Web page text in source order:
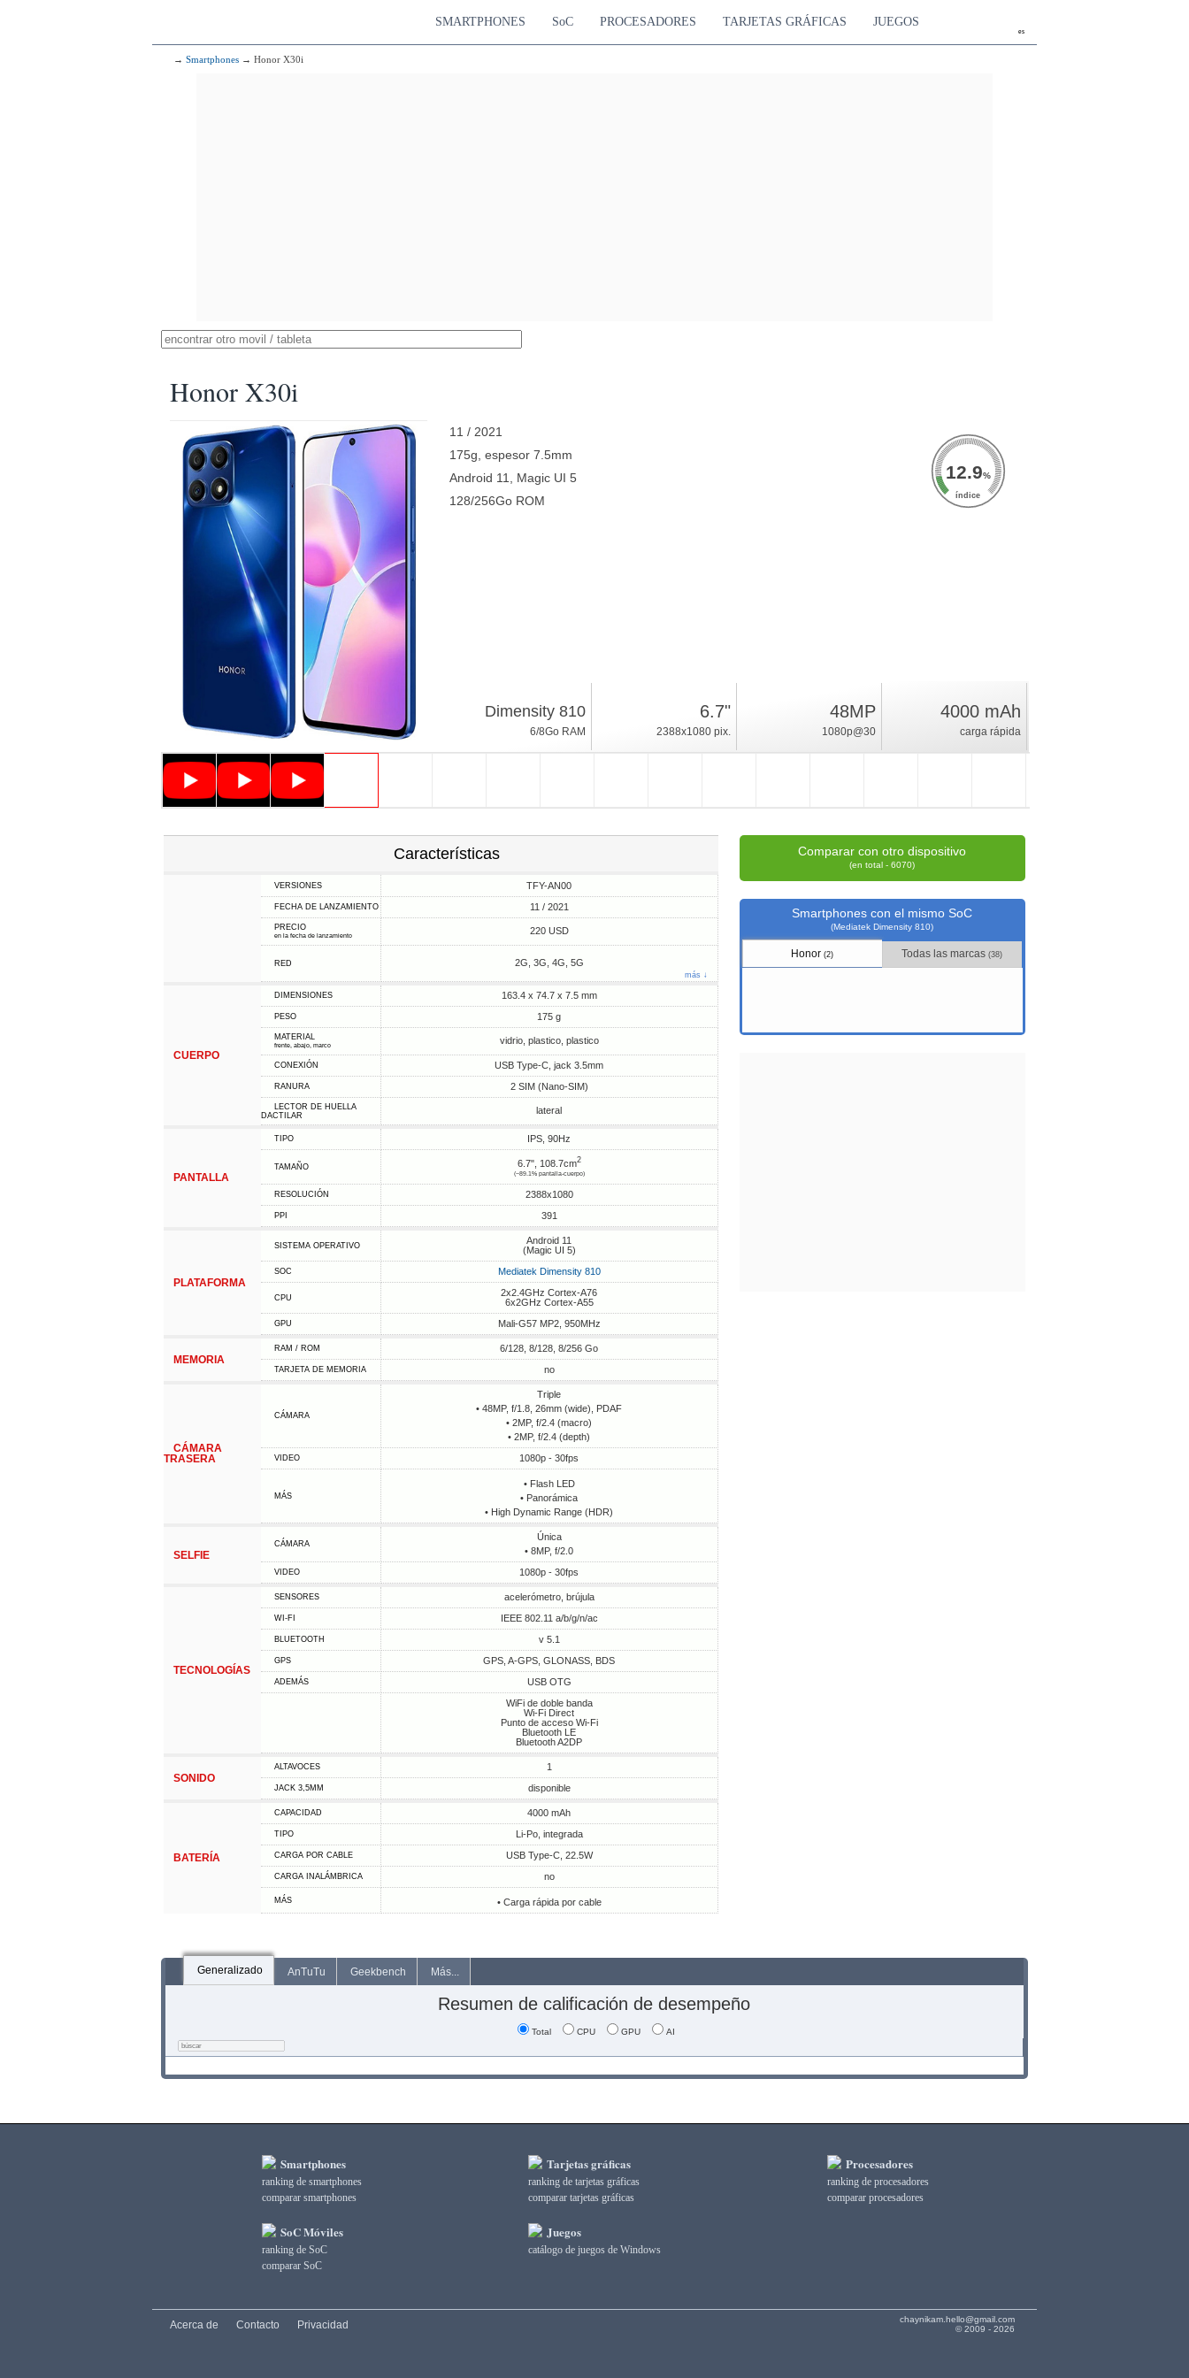
es
SMARTPHONES SoC PROCESADORES TARJETAS GRÁFICAS JUEGOS
→ Smartphones → Honor X30i
Honor X30i
11 / 2021
175g, espesor 7.5mm
Android 11, Magic UI 5
128/256Go ROM
12.9%
índice
Dimensity 810
6/8Go RAM
6.7"
2388x1080 pix.
48MP
1080p@30
4000 mAh
carga rápida
Características
VERSIONES TFY-AN00
FECHA DE LANZAMIENTO 11 / 2021
PRECIO
en la fecha de lanzamiento 220 USD
RED 2G, 3G, 4G, 5G
más ↓
CUERPO
DIMENSIONES 163.4 x 74.7 x 7.5 mm
PESO 175 g
MATERIAL
frente, abajo, marco vidrio, plastico, plastico
CONEXIÓN USB Type-C, jack 3.5mm
RANURA 2 SIM (Nano-SIM)
LECTOR DE HUELLA
DACTILAR
lateral
PANTALLA
TIPO IPS, 90Hz
TAMAÑO 6.7", 108.7cm2
(~89.1% pantalla-cuerpo)
RESOLUCIÓN 2388x1080
PPI 391
PLATAFORMA
SISTEMA OPERATIVO
Android 11
(Magic UI 5)
SOC Mediatek Dimensity 810
CPU
2x2.4GHz Cortex-A76
6x2GHz Cortex-A55
GPU Mali-G57 MP2, 950MHz
MEMORIA
RAM / ROM 6/128, 8/128, 8/256 Go
TARJETA DE MEMORIA no
CÁMARA
TRASERA
CÁMARA
Triple
• 48MP, f/1.8, 26mm (wide), PDAF
• 2MP, f/2.4 (macro)
• 2MP, f/2.4 (depth)
VIDEO 1080p - 30fps
MÁS
• Flash LED
• Panorámica
• High Dynamic Range (HDR)
SELFIE
CÁMARA
Única
• 8MP, f/2.0
VIDEO 1080p - 30fps
TECNOLOGÍAS
SENSORES acelerómetro, brújula
WI-FI IEEE 802.11 a/b/g/n/ac
BLUETOOTH v 5.1
GPS GPS, A-GPS, GLONASS, BDS
ADEMÁS
USB OTG
WiFi de doble banda
Wi-Fi Direct
Punto de acceso Wi-Fi
Bluetooth LE
Bluetooth A2DP
SONIDO
ALTAVOCES 1
JACK 3,5MM disponible
BATERÍA
CAPACIDAD 4000 mAh
TIPO Li-Po, integrada
CARGA POR CABLE USB Type-C, 22.5W
CARGA INALÁMBRICA no
MÁS • Carga rápida por cable
Comparar con otro dispositivo
(en total - 6070)
Smartphones con el mismo SoC
(Mediatek Dimensity 810)
Honor(2) Todas las marcas(38)
Generalizado AnTuTu Geekbench Más...
Resumen de calificación de desempeño
Total CPU GPU AI
Smartphones
ranking de smartphones
comparar smartphones
SoC Móviles
ranking de SoC
comparar SoC
Tarjetas gráficas
ranking de tarjetas gráficas
comparar tarjetas gráficas
Juegos
catálogo de juegos de Windows
Procesadores
ranking de procesadores
comparar procesadores
chaynikam.hello@gmail.com
© 2009 - 2026
Acerca de Contacto Privacidad